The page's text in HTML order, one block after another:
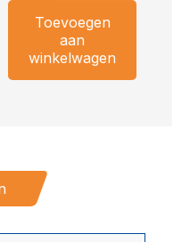
Toevoegen
aan
winkelwagen